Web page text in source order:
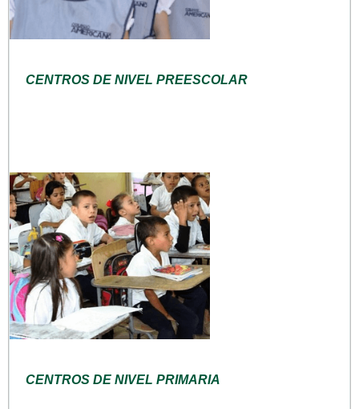
CENTROS DE NIVEL PREESCOLAR
CENTROS DE NIVEL PRIMARIA